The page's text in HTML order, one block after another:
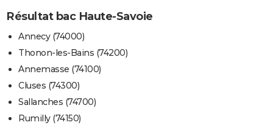
Résultat bac Haute-Savoie
Annecy (74000)
Thonon-les-Bains (74200)
Annemasse (74100)
Cluses (74300)
Sallanches (74700)
Rumilly (74150)